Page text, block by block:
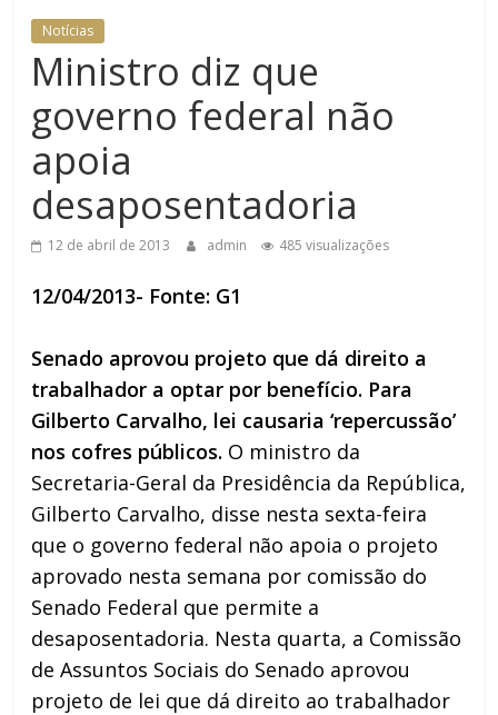
Notícias
Ministro diz que
governo federal não
apoia
desaposentadoria
12 de abril de 2013 admin 485 visualizações
12/04/2013- Fonte: G1
Senado aprovou projeto que dá direito a
trabalhador a optar por benefício. Para
Gilberto Carvalho, lei causaria ‘repercussão’
nos cofres públicos. O ministro da
Secretaria-Geral da Presidência da República,
Gilberto Carvalho, disse nesta sexta-feira
que o governo federal não apoia o projeto
aprovado nesta semana por comissão do
Senado Federal que permite a
desaposentadoria. Nesta quarta, a Comissão
de Assuntos Sociais do Senado aprovou
projeto de lei que dá direito ao trabalhador